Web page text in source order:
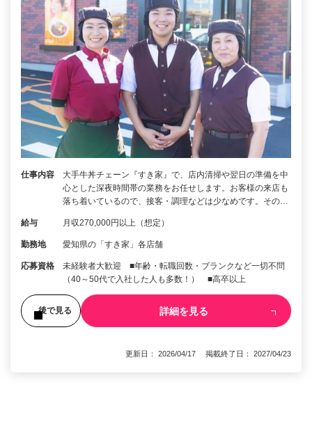
仕事内容
大手牛丼チェーン『すき家』で、店内清掃や翌日の準備を中
心とした深夜時間帯の業務をお任せします。お客様の来店も
落ち着いているので、接客・調理などは少なめです。その…
給与 月収270,000円以上（想定）
勤務地 愛知県の「すき家」各店舗
応募資格
未経験者大歓迎 ■年齢・転職回数・ブランクなど一切不問
（40～50代で入社した人も多数！） ■高卒以上
後で見る 詳細を見る
更新日： 2026/04/17 掲載終了日： 2027/04/23